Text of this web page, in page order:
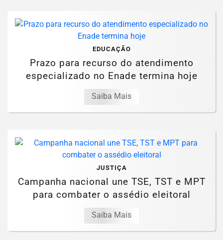
EDUCAÇÃO
Prazo para recurso do atendimento
especializado no Enade termina hoje
Saiba Mais
JUSTIÇA
Campanha nacional une TSE, TST e MPT
para combater o assédio eleitoral
Saiba Mais